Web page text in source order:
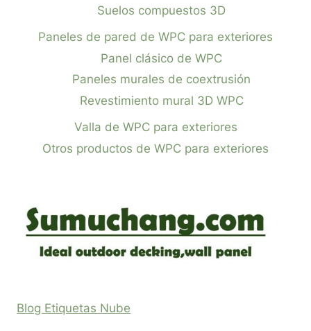
Suelos compuestos 3D
Paneles de pared de WPC para exteriores
Panel clásico de WPC
Paneles murales de coextrusión
Revestimiento mural 3D WPC
Valla de WPC para exteriores
Otros productos de WPC para exteriores
Blog Etiquetas Nube